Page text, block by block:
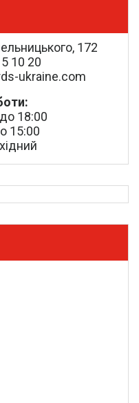
172
10 20
ukraine.com
18:00
15:00